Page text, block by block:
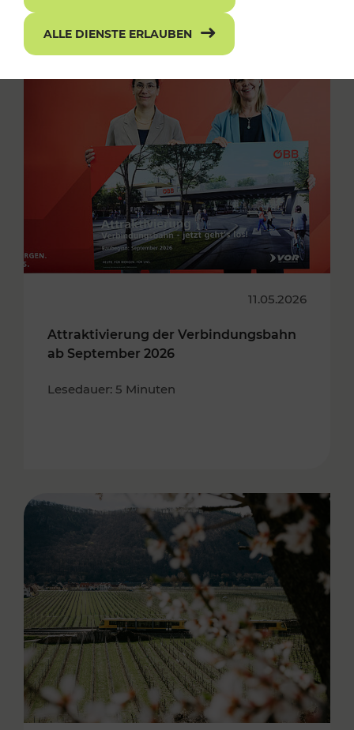
11.05.2026
Attraktivierung der Verbindungsbahn
ab September 2026
Lesedauer: 5 Minuten
ALLE DIENSTE ERLAUBEN